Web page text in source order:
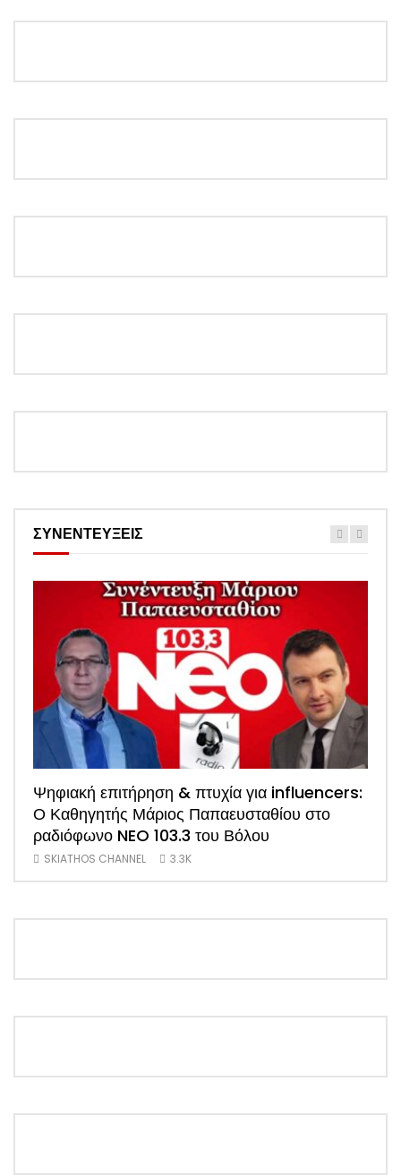
ΣΥΝΕΝΤΕΥΞΕΙΣ
Ψηφιακή επιτήρηση & πτυχία για influencers:
Ο Καθηγητής Μάριος Παπαευσταθίου στο
ραδιόφωνο NEO 103.3 του Βόλου
SKIATHOS CHANNEL 3.3K